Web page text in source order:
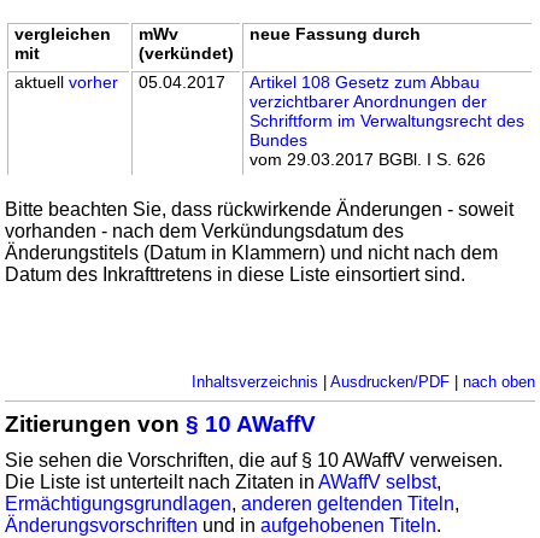
vergleichen
mit
mWv
(verkündet)
neue Fassung durch
aktuellvorher 05.04.2017
Artikel 108 Gesetz zum Abbau
verzichtbarer Anordnungen der
Schriftform im Verwaltungsrecht des
Bundes
vom 29.03.2017 BGBl. I S. 626
Bitte beachten Sie, dass rückwirkende Änderungen - soweit
vorhanden - nach dem Verkündungsdatum des
Änderungstitels (Datum in Klammern) und nicht nach dem
Datum des Inkrafttretens in diese Liste einsortiert sind.
Inhaltsverzeichnis Ausdrucken/PDF| nach oben
Zitierungen von§ 10 AWaffV
Sie sehen die Vorschriften, die auf § 10 AWaffV verweisen.
Die Liste ist unterteilt nach Zitaten inAWaffV selbst,
Ermächtigungsgrundlagen,anderen geltenden Titeln,
Änderungsvorschriften und inaufgehobenen Titeln.